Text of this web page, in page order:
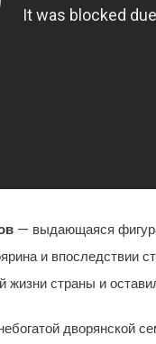
— выдающаяся
и впоследствии
жизни страны и
дворянской